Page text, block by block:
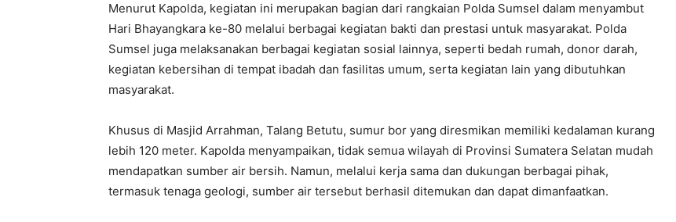
Menurut Kapolda, kegiatan ini merupakan bagian dari rangkaian Polda Sumsel dalam menyambut
Hari Bhayangkara ke-80 melalui berbagai kegiatan bakti dan prestasi untuk masyarakat. Polda
Sumsel juga melaksanakan berbagai kegiatan sosial lainnya, seperti bedah rumah, donor darah,
kegiatan kebersihan di tempat ibadah dan fasilitas umum, serta kegiatan lain yang dibutuhkan
masyarakat.
Khusus di Masjid Arrahman, Talang Betutu, sumur bor yang diresmikan memiliki kedalaman kurang
lebih 120 meter. Kapolda menyampaikan, tidak semua wilayah di Provinsi Sumatera Selatan mudah
mendapatkan sumber air bersih. Namun, melalui kerja sama dan dukungan berbagai pihak,
termasuk tenaga geologi, sumber air tersebut berhasil ditemukan dan dapat dimanfaatkan.